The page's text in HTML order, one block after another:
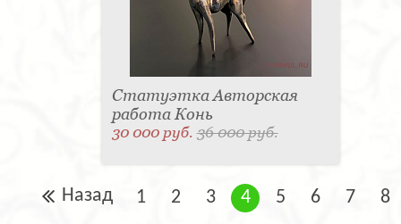
Статуэтка Авторская
работа Конь
30 000 руб.36 000 руб.
Назад 1 2 3 4 5 6 7 8